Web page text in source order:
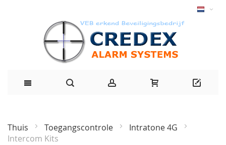
Thuis Toegangscontrole
Intratone 4G
Intercom Kits